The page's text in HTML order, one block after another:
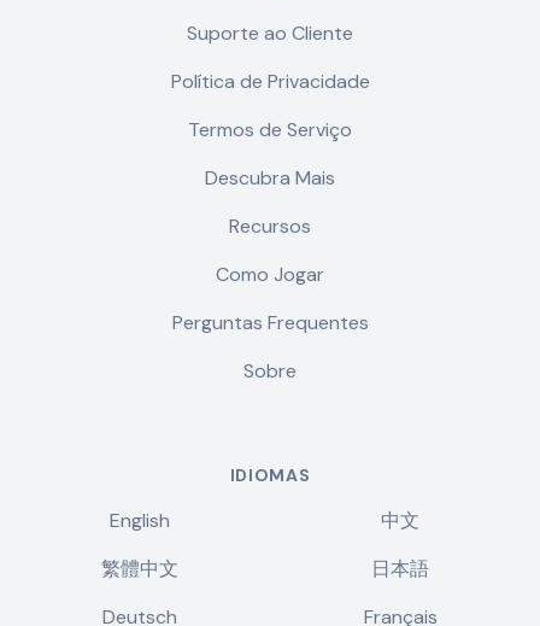
Suporte ao Cliente
Política de Privacidade
Termos de Serviço
Descubra Mais
Recursos
Como Jogar
Perguntas Frequentes
Sobre
IDIOMAS
English
中文
繁體中文
日本語
Deutsch
Français